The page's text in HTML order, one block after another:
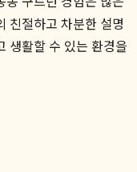
친절하고 차분한 설명
생활할 수 있는 환경을